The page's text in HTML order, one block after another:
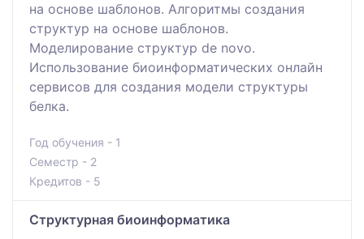
на основе шаблонов. Алгоритмы создания
структур на основе шаблонов.
Моделирование структур de novo.
Использование биоинформатических онлайн
сервисов для создания модели структуры
белка.
Год обучения - 1
Семестр - 2
Кредитов - 5
Структурная биоинформатика